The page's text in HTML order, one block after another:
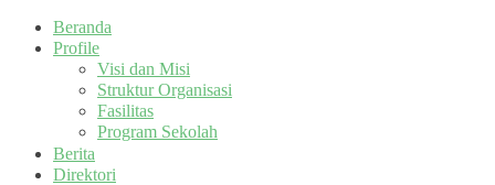
Beranda
Profile
Visi dan Misi
Struktur Organisasi
Fasilitas
Program Sekolah
Berita
Direktori